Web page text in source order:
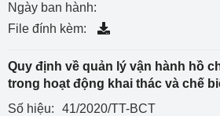
Ngày ban hành:
File đính kèm:
Quy định về quản lý vận hành hồ
trong hoạt động khai thác và chế
Số hiệu:
41/2020/TT-BCT